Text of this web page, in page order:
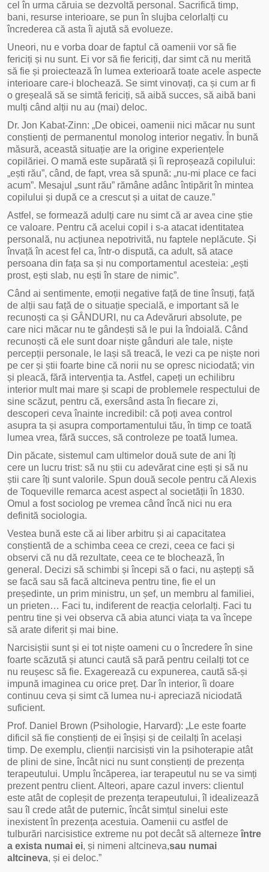
cel în urma căruia se dezvoltă personal. Sacrifică timp,
bani, resurse interioare, se pun în slujba celorlalți cu
încrederea că asta îi ajută să evolueze.
Uneori, nu e vorba doar de faptul că oamenii vor să fie
fericiți și nu sunt. Ei vor să fie fericiți, dar simt că nu merită
să fie și proiectează în lumea exterioară toate acele aspecte
interioare care-i blochează. Se simt vinovați, ca și cum ar fi
o greșeală să se simtă fericiți, să aibă succes, să aibă bani
mulți când alții nu au (mai) deloc.
Dr. Jon Kabat-Zinn: „De obicei, oamenii nici măcar nu sunt
conștienți de permanentul monolog interior negativ. În bună
măsură, această situație are la origine experiențele
copilăriei. O mamă este supărată și îi reproșează copilului:
„ești rău”, când, de fapt, vrea să spună: „nu-mi place ce faci
acum”. Mesajul „sunt rău” rămâne adânc întipărit în mintea
copilului și după ce a crescut și a uitat de cauze.”
Astfel, se formează adulți care nu simt că ar avea cine știe
ce valoare. Pentru că acelui copil i s-a atacat identitatea
personală, nu acțiunea nepotrivită, nu faptele neplăcute. Și
învață în acest fel ca, într-o dispută, ca adult, să atace
persoana din fața sa și nu comportamentul acesteia: „ești
prost, ești slab, nu ești în stare de nimic”.
Când ai sentimente, emoții negative față de tine însuți, față
de alții sau față de o situație specială, e important să le
recunoști ca și GÂNDURI, nu ca Adevăruri absolute, pe
care nici măcar nu te gândești să le pui la îndoială. Când
recunoști că ele sunt doar niște gânduri ale tale, niște
percepții personale, le lași să treacă, le vezi ca pe niște nori
pe cer și știi foarte bine că norii nu se opresc niciodată; vin
și pleacă, fără intervenția ta. Astfel, capeți un echilibru
interior mult mai mare și scapi de problemele respectului de
sine scăzut, pentru că, exersând asta în fiecare zi,
descoperi ceva înainte incredibil: că poți avea control
asupra ta și asupra comportamentului tău, în timp ce toată
lumea vrea, fără succes, să controleze pe toată lumea.
Din păcate, sistemul cam ultimelor două sute de ani îți
cere un lucru trist: să nu știi cu adevărat cine ești și să nu
știi care îți sunt valorile. Spun două secole pentru că Alexis
de Toqueville remarca acest aspect al societății în 1830.
Omul a fost sociolog pe vremea când încă nici nu era
definită sociologia.
Vestea bună este că ai liber arbitru și ai capacitatea
conștientă de a schimba ceea ce crezi, ceea ce faci și
observi că nu dă rezultate, ceea ce te blochează, în
general. Decizi să schimbi și începi să o faci, nu aștepți să
se facă sau să facă altcineva pentru tine, fie el un
președinte, un prim ministru, un șef, un membru al familiei,
un prieten… Faci tu, indiferent de reacția celorlalți. Faci tu
pentru tine și vei observa că abia atunci viața ta va începe
să arate diferit și mai bine.
Narcisiștii sunt și ei tot niște oameni cu o încredere în sine
foarte scăzută și atunci caută să pară pentru ceilalți tot ce
nu reușesc să fie. Exagerează cu expunerea, caută să-și
impună imaginea cu orice preț. Dar în interior, îi doare
continuu ceva și simt că lumea nu-i apreciază niciodată
suficient.
Prof. Daniel Brown (Psihologie, Harvard): „Le este foarte
dificil să fie conștienți de ei înșiși și de ceilalți în același
timp. De exemplu, clienții narcisiști vin la psihoterapie atât
de plini de sine, încât nici nu sunt conștienți de prezența
terapeutului. Umplu încăperea, iar terapeutul nu se va simți
prezent pentru client. Alteori, apare cazul invers: clientul
este atât de copleșit de prezența terapeutului, îl idealizează
sau îl crede atât de puternic, încât simțul sinelui este
inexistent în prezența acestuia. Oamenii cu astfel de
tulburări narcisistice extreme nu pot decât să alternezeîntre
a exista numai ei, și nimeni altcineva,sau numai
altcineva, și ei deloc.”